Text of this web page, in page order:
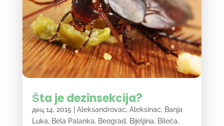
Šta je dezinsekcija?
дец 14, 2015 Aleksandrovac, Aleksinac, Banja
Luka, Bela Palanka, Beograd, Bijeljina, Bileća,